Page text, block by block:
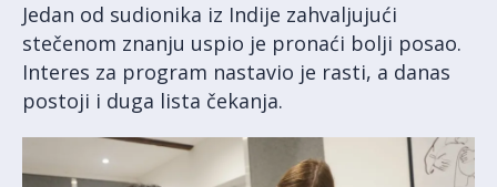
Jedan od sudionika iz Indije zahvaljujući
stečenom znanju uspio je pronaći bolji posao.
Interes za program nastavio je rasti, a danas
postoji i duga lista čekanja.